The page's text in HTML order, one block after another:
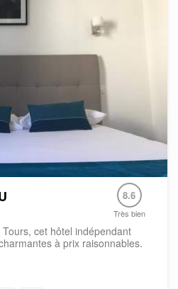
8.6
Très bien
cet hôtel indépendant
à prix raisonnables.